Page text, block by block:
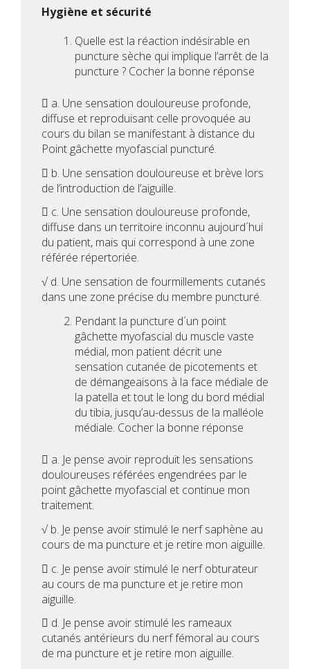
Hygiène et sécurité
Quelle est la réaction indésirable en
puncture sèche qui implique l’arrêt de la
puncture ? Cocher la bonne réponse
 a. Une sensation douloureuse profonde,
diffuse et reproduisant celle provoquée au
cours du bilan se manifestant à distance du
Point gâchette myofascial puncturé.
 b. Une sensation douloureuse et brève lors
de l’introduction de l’aiguille.
 c. Une sensation douloureuse profonde,
diffuse dans un territoire inconnu aujourd´hui
du patient, mais qui correspond à une zone
référée répertoriée.
√ d. Une sensation de fourmillements cutanés
dans une zone précise du membre puncturé.
Pendant la puncture d´un point
gâchette myofascial du muscle vaste
médial, mon patient décrit une
sensation cutanée de picotements et
de démangeaisons à la face médiale de
la patella et tout le long du bord médial
du tibia, jusqu’au-dessus de la malléole
médiale. Cocher la bonne réponse
 a. Je pense avoir reproduit les sensations
douloureuses référées engendrées par le
point gâchette myofascial et continue mon
traitement.
√ b. Je pense avoir stimulé le nerf saphène au
cours de ma puncture et je retire mon aiguille.
 c. Je pense avoir stimulé le nerf obturateur
au cours de ma puncture et je retire mon
aiguille.
 d. Je pense avoir stimulé les rameaux
cutanés antérieurs du nerf fémoral au cours
de ma puncture et je retire mon aiguille.